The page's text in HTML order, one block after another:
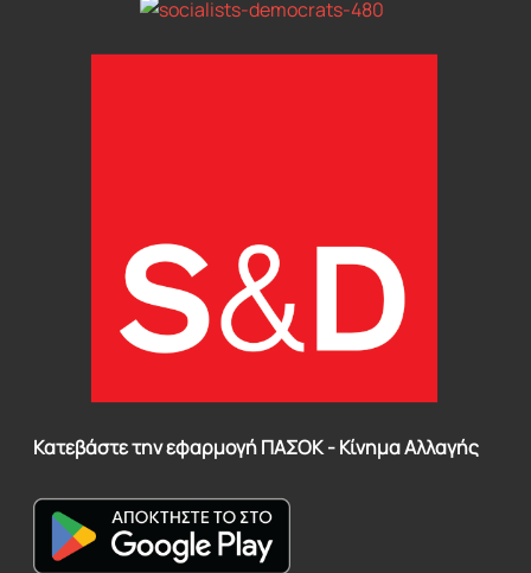
Κατεβάστε την εφαρμογή ΠΑΣΟΚ - Κίνημα Αλλαγής